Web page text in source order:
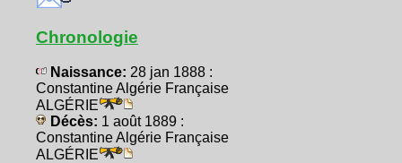
Chronologie
Naissance: 28 jan 1888 :
Constantine Algérie Française
ALGÉRIE
Décès: 1 août 1889 :
Constantine Algérie Française
ALGÉRIE